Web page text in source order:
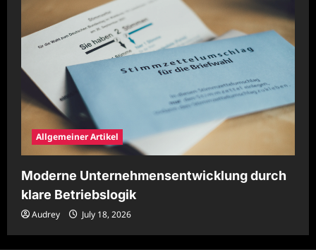
Allgemeiner Artikel
Moderne Unternehmensentwicklung durch
klare Betriebslogik
Audrey July 18, 2026